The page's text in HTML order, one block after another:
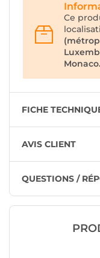
Ce
Monaco.
FICHE
AVIS CLIENT
QUESTIONS /